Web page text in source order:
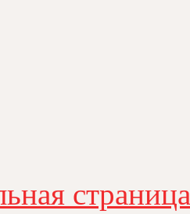
страница